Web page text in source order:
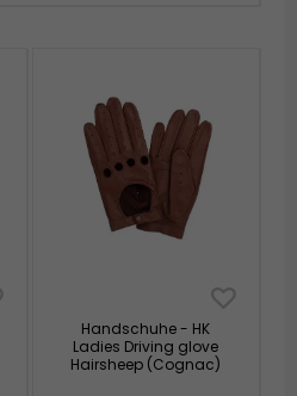
Handschuhe - HK
Ladies Driving glove
Hairsheep (Cognac)